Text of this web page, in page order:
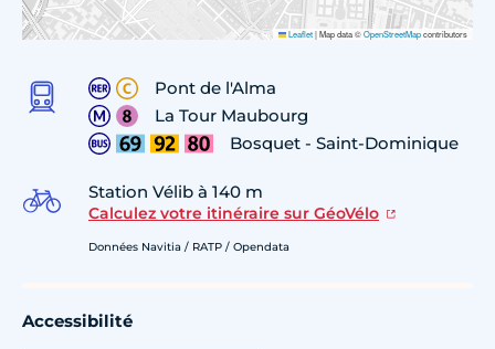
Leaflet|Map data ©OpenStreetMapcontributors
Pont de l'Alma
La Tour Maubourg
Bosquet - Saint-Dominique
Station Vélib à 140 m
Calculez votre itinéraire sur GéoVélo
Données Navitia / RATP / Opendata
Accessibilité